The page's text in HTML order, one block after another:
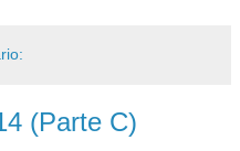
(Parte C)